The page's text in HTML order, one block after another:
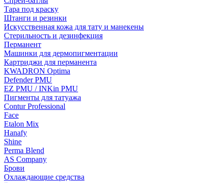
Тара под краску
Штанги и резинки
Искусственная кожа для тату и манекены
Стерильность и дезинфекция
Перманент
Машинки для дермопигментации
Картриджи для перманента
KWADRON Optima
Defender PMU
EZ PMU / INKin PMU
Пигменты для татуажа
Contur Professional
Face
Etalon Mix
Hanafy
Shine
Perma Blend
AS Company
Брови
Охлаждающие средства